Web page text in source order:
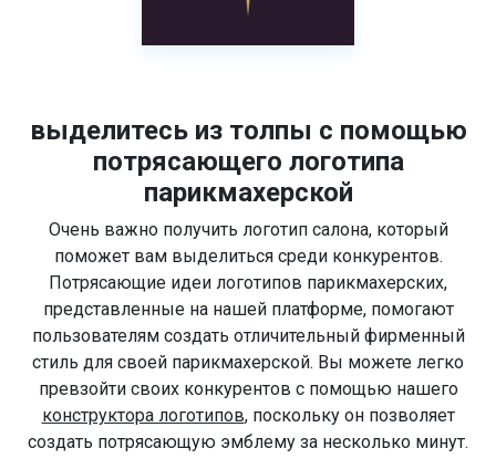
выделитесь из толпы с помощью
потрясающего логотипа
парикмахерской
Очень важно получить логотип салона, который
поможет вам выделиться среди конкурентов.
Потрясающие идеи логотипов парикмахерских,
представленные на нашей платформе, помогают
пользователям создать отличительный фирменный
стиль для своей парикмахерской. Вы можете легко
превзойти своих конкурентов с помощью нашего
конструктора логотипов, поскольку он позволяет
создать потрясающую эмблему за несколько минут.